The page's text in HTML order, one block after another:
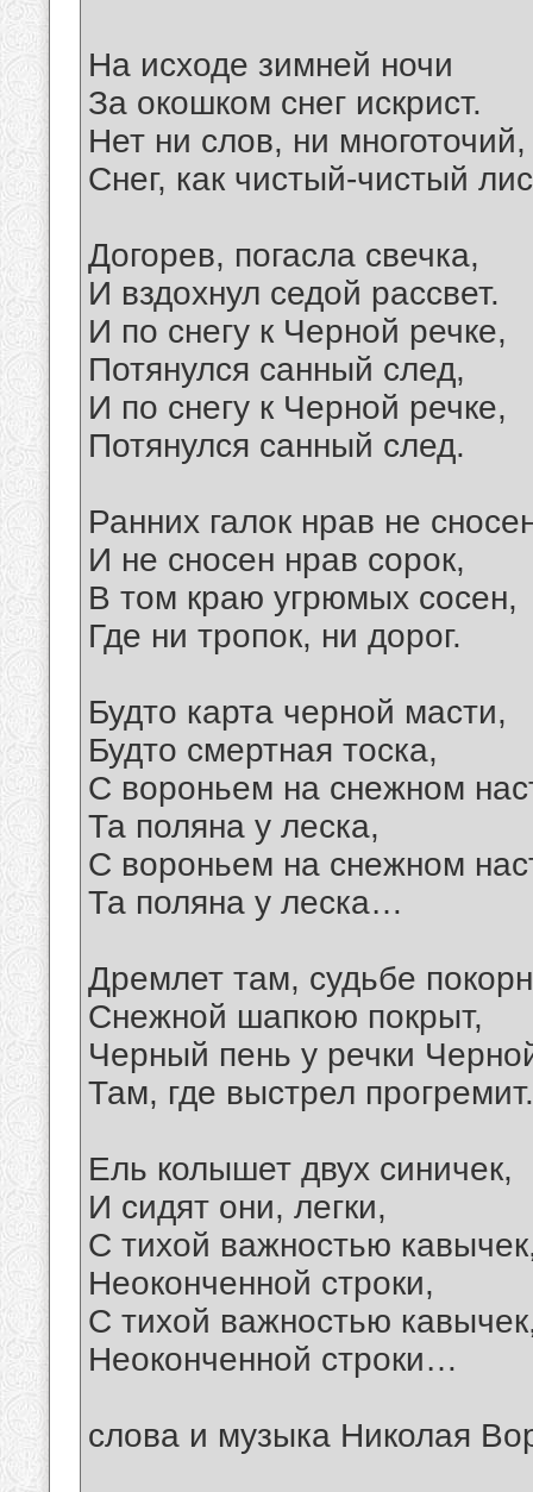
На исходе зимней ночи
За окошком снег искрист.
Нет ни слов, ни
Снег, как чистый-чистый
Догорев, погасла свечка,
И вздохнул седой рассвет.
И по снегу к Черной речке,
Потянулся санный след,
И по снегу к Черной речке,
Потянулся санный след.
Ранних галок нрав не
И не сносен нрав сорок,
В том краю угрюмых сосен,
Где ни тропок, ни дорог.
Будто карта черной масти,
Будто смертная тоска,
С вороньем на снежном
Та поляна у леска,
С вороньем на снежном
Та поляна у леска…
Дремлет там, судьбе
Снежной шапкою покрыт,
Черный пень у речки
Там, где выстрел прогремит.
Ель колышет двух синичек,
И сидят они, легки,
С тихой важностью
Неоконченной строки,
С тихой важностью
Неоконченной строки…
слова и музыка Николая